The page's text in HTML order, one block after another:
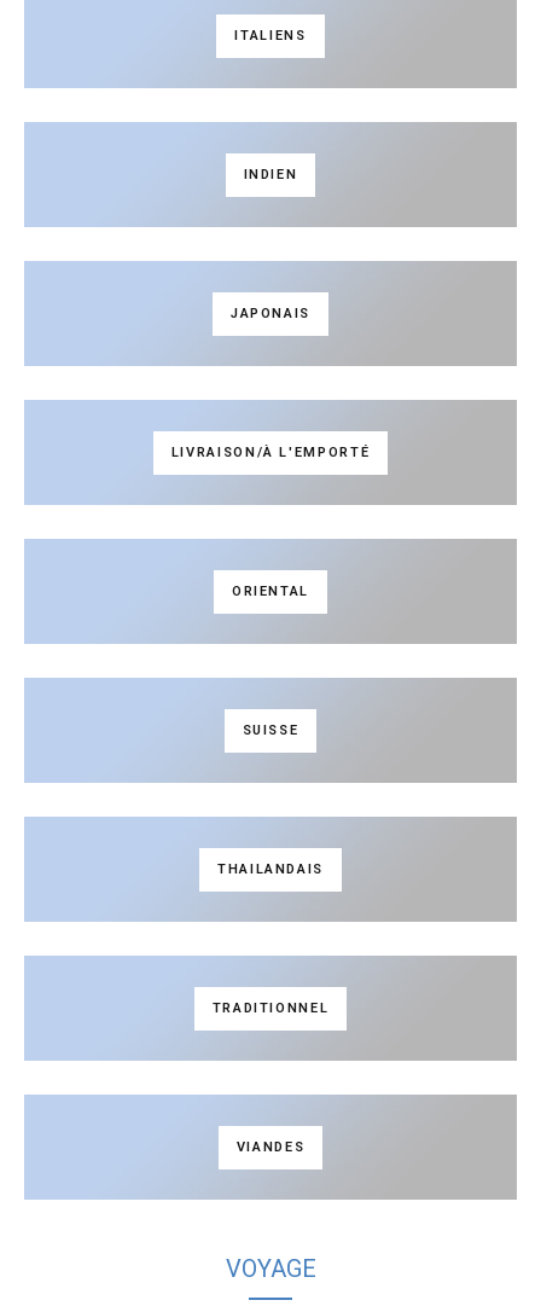
ITALIENS
INDIEN
JAPONAIS
LIVRAISON/À L'EMPORTÉ
ORIENTAL
SUISSE
THAILANDAIS
TRADITIONNEL
VIANDES
VOYAGE